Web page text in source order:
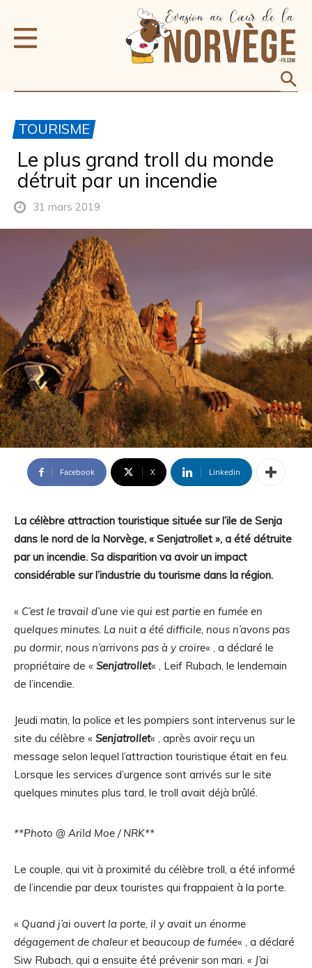
TOURISME
Le plus grand troll du monde
détruit par un incendie
31 mars 2019
Facebook X Linkedin
La célèbre attraction touristique située sur l’ile de Senja
dans le nord de la Norvège, « Senjatrollet », a été détruite
par un incendie. Sa disparition va avoir un impact
considérable sur l’industrie du tourisme dans la région.
« C’est le travail d’une vie qui est partie en fumée en
quelques minutes. La nuit a été difficile, nous n’avons pas
pu dormir, nous n’arrivons pas à y croire« , a déclaré le
propriétaire de « Senjatrollet« , Leif Rubach, le lendemain
de l’incendie.
Jeudi matin, la police et les pompiers sont intervenus sur le
site du célèbre « Senjatrollet« , après avoir reçu un
message selon lequel l’attraction touristique était en feu.
Lorsque les services d’urgence sont arrivés sur le site
quelques minutes plus tard, le troll avait déjà brûlé.
**Photo @ Arild Moe / NRK**
Le couple, qui vit à proximité du célèbre troll, a été informé
de l’incendie par deux touristes qui frappaient à la porte.
« Quand j’ai ouvert la porte, il y avait un énorme
dégagement de chaleur et beaucoup de fumée« , a déclaré
Siw Rubach, qui a ensuite été prévenir son mari. « J’ai